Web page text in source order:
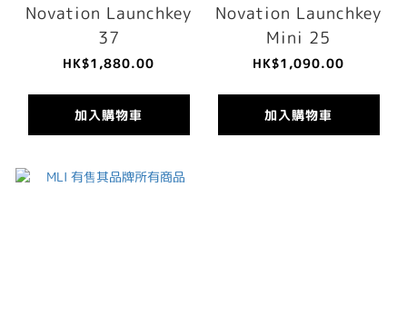
Novation Launchkey
37
HK$1,880.00
加入購物車
Novation Launchkey
Mini 25
HK$1,090.00
加入購物車